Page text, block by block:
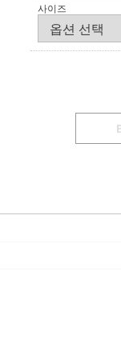
사이즈